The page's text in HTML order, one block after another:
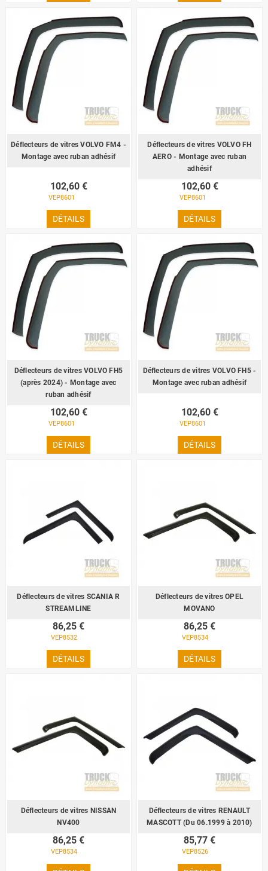
Déflecteurs de vitres VOLVO FM4 -
Montage avec ruban adhésif
102,60 €
VEP8601
DÉTAILS
Déflecteurs de vitres VOLVO FH
AERO - Montage avec ruban
adhésif
102,60 €
VEP8601
DÉTAILS
Déflecteurs de vitres VOLVO FH5
(après 2024) - Montage avec
ruban adhésif
102,60 €
VEP8601
DÉTAILS
Déflecteurs de vitres VOLVO FH5 -
Montage avec ruban adhésif
102,60 €
VEP8601
DÉTAILS
Déflecteurs de vitres SCANIA R
STREAMLINE
86,25 €
VEP8532
DÉTAILS
Déflecteurs de vitres OPEL
MOVANO
86,25 €
VEP8534
DÉTAILS
Déflecteurs de vitres NISSAN
NV400
86,25 €
VEP8534
Déflecteurs de vitres RENAULT
MASCOTT (Du 06.1999 à 2010)
85,77 €
VEP8526